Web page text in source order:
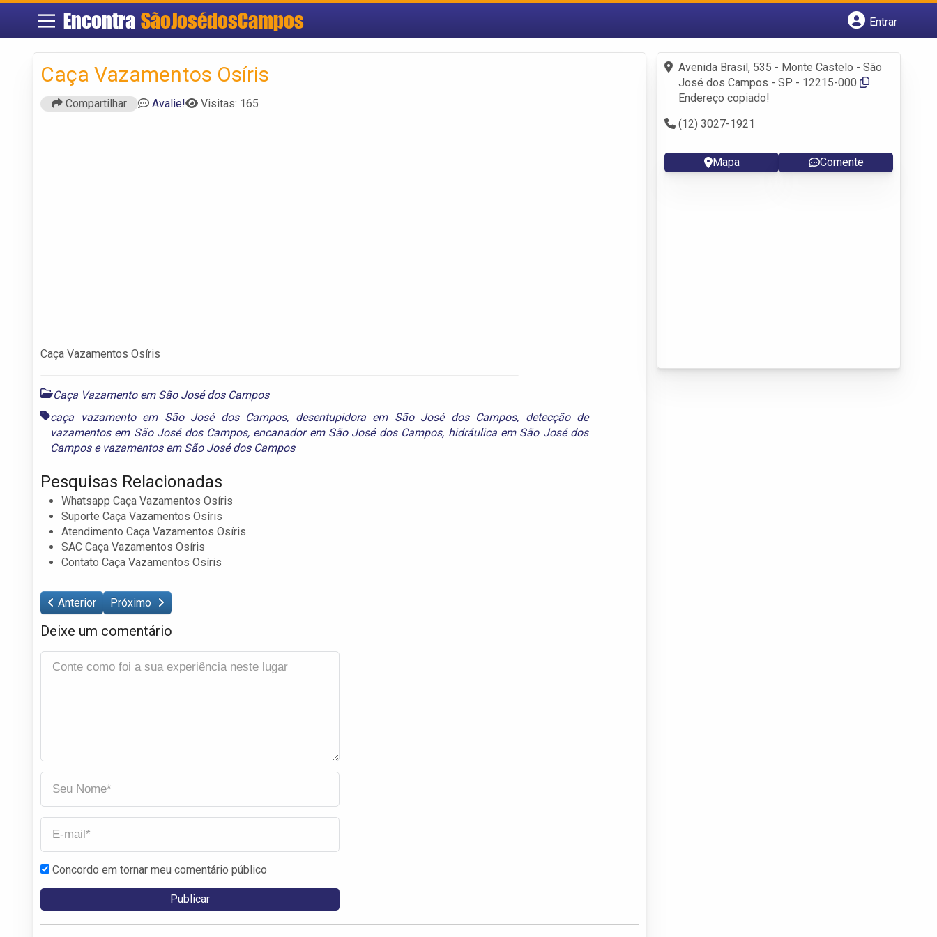
Encontra SãoJosédosCampos
Entrar
Fazer login
Criar conta
Caça Vazamentos Osíris
Compartilhar Avalie! Visitas: 165
Caça Vazamentos Osíris
Caça Vazamento em São José dos Campos
caça vazamento em São José dos Campos, desentupidora em São José dos Campos, detecção de
vazamentos em São José dos Campos, encanador em São José dos Campos, hidráulica em São José dos
Campose vazamentos em São José dos Campos
Pesquisas Relacionadas
Whatsapp Caça Vazamentos Osíris
Suporte Caça Vazamentos Osíris
Atendimento Caça Vazamentos Osíris
SAC Caça Vazamentos Osíris
Contato Caça Vazamentos Osíris
Anterior Próximo
Deixe um comentário
Concordo em tornar meu comentário público
Avenida Brasil, 535 - Monte Castelo - São
José dos Campos - SP - 12215-000
Endereço copiado!
(12) 3027-1921
Mapa Comente